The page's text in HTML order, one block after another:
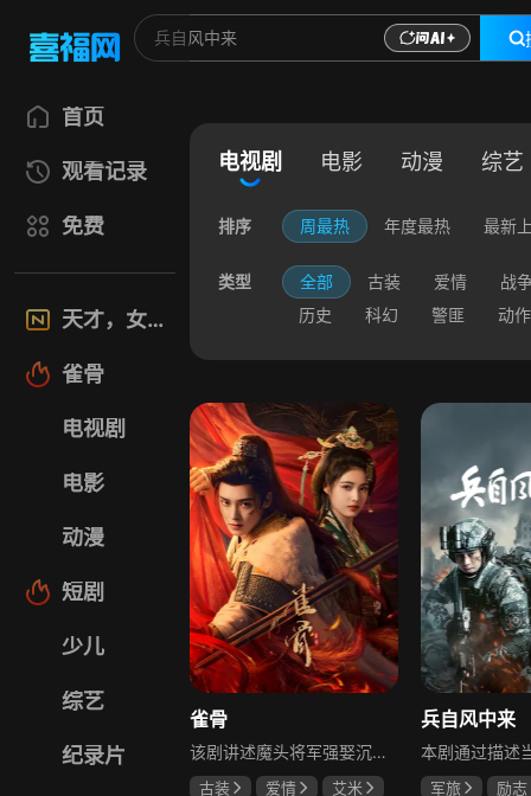
首页
观看记录
免费
天才，女友
雀骨
电视剧
电影
动漫
短剧
少儿
综艺
纪录片
电视剧 电影 动漫 综艺
排序 周最热 年度最热 最新
类型 全部 古装 爱情
战
历史
科幻 警匪 动作
雀骨
该剧讲述魔头将军强娶沉迷机关术的财迷假千金，两人从契约夫妻起步，在生死局中互扒马甲，爱意与杀意交织共生。过程中他们揭露朝堂阴谋，破解生死乱局，最终共同守护家国太平，融合了权谋、爱情、冒险等多重元素，情节跌宕起伏。
古装 爱情
艾米
兵自风中来
军旅
励志